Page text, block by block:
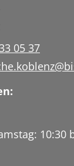
05 37
10:30